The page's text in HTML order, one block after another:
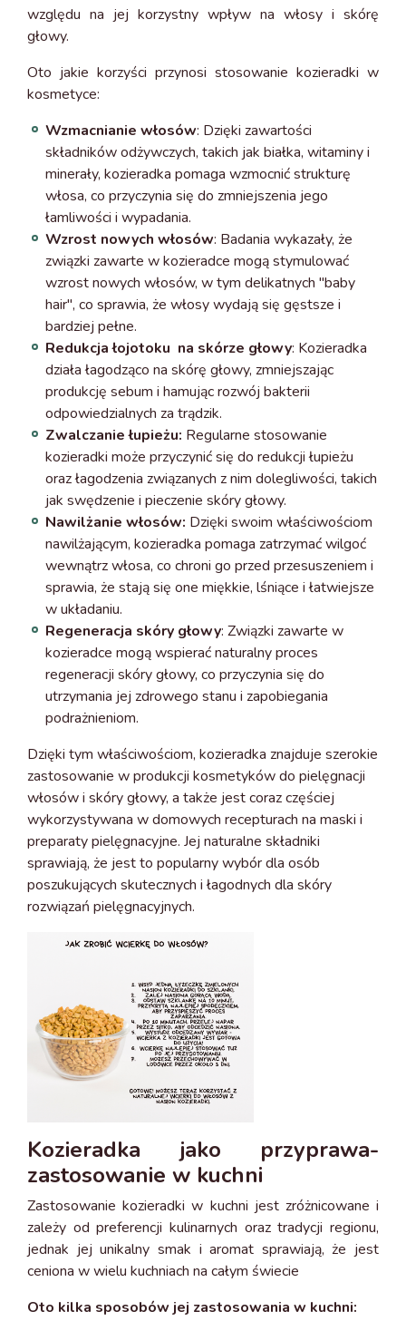
względu na jej korzystny wpływ na włosy i skórę
głowy.
Oto jakie korzyści przynosi stosowanie kozieradki w
kosmetyce:
Wzmacnianie włosów: Dzięki zawartości
składników odżywczych, takich jak białka, witaminy i
minerały, kozieradka pomaga wzmocnić strukturę
włosa, co przyczynia się do zmniejszenia jego
łamliwości i wypadania.
Wzrost nowych włosów: Badania wykazały, że
związki zawarte w kozieradce mogą stymulować
wzrost nowych włosów, w tym delikatnych "baby
hair", co sprawia, że włosy wydają się gęstsze i
bardziej pełne.
Redukcja łojotoku na skórze głowy: Kozieradka
działa łagodząco na skórę głowy, zmniejszając
produkcję sebum i hamując rozwój bakterii
odpowiedzialnych za trądzik.
Zwalczanie łupieżu: Regularne stosowanie
kozieradki może przyczynić się do redukcji łupieżu
oraz łagodzenia związanych z nim dolegliwości, takich
jak swędzenie i pieczenie skóry głowy.
Nawilżanie włosów: Dzięki swoim właściwościom
nawilżającym, kozieradka pomaga zatrzymać wilgoć
wewnątrz włosa, co chroni go przed przesuszeniem i
sprawia, że stają się one miękkie, lśniące i łatwiejsze
w układaniu.
Regeneracja skóry głowy: Związki zawarte w
kozieradce mogą wspierać naturalny proces
regeneracji skóry głowy, co przyczynia się do
utrzymania jej zdrowego stanu i zapobiegania
podrażnieniom.
Dzięki tym właściwościom, kozieradka znajduje szerokie
zastosowanie w produkcji kosmetyków do pielęgnacji
włosów i skóry głowy, a także jest coraz częściej
wykorzystywana w domowych recepturach na maski i
preparaty pielęgnacyjne. Jej naturalne składniki
sprawiają, że jest to popularny wybór dla osób
poszukujących skutecznych i łagodnych dla skóry
rozwiązań pielęgnacyjnych.
Kozieradka jako przyprawa-
zastosowanie w kuchni
Zastosowanie kozieradki w kuchni jest zróżnicowane i
zależy od preferencji kulinarnych oraz tradycji regionu,
jednak jej unikalny smak i aromat sprawiają, że jest
ceniona w wielu kuchniach na całym świecie
Oto kilka sposobów jej zastosowania w kuchni: